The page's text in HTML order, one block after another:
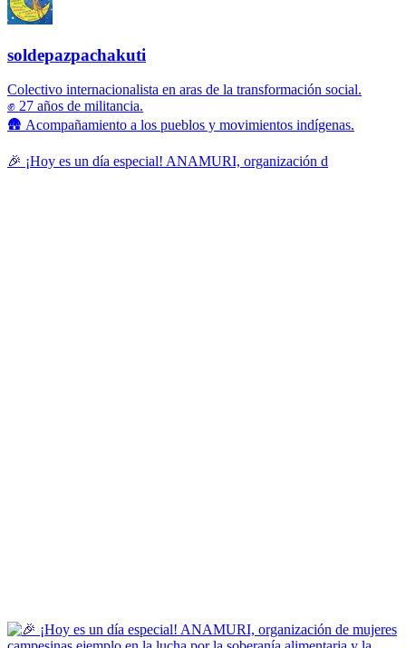
soldepazpachakuti
Colectivo internacionalista en aras de la transformación social.
✊ 27 años de militancia.
🛖 Acompañamiento a los pueblos y movimientos indígenas.
🎉 ¡Hoy es un día especial! ANAMURI, organización d